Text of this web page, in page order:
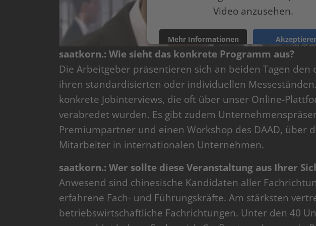
Video anzusehen.
Mehr Informationen
powered by Usercentrics Consent Management
saatkorn.: Wie sieht das konkrete Programm aus?
Die Arbeitgeber präsentieren sich an beiden Tagen
ihren standardisierten oder individuellen
konkrete Jobinterviews, die oft über unser Online-
verabredet wurden. Es gibt zudem
Premiumpartner und einen Workshop des DAAD, über
Mitarbeiter in internationalen Unternehmen.
saatkorn.: Wer sollte diese Veranstaltung aus Ihrer
Anwesend sind chinesische Kandidaten aller
erfahrene Fach- und Führungskräfte. Am stärksten
betriebswirtschaftliche Fachrichtungen. Unter den 40